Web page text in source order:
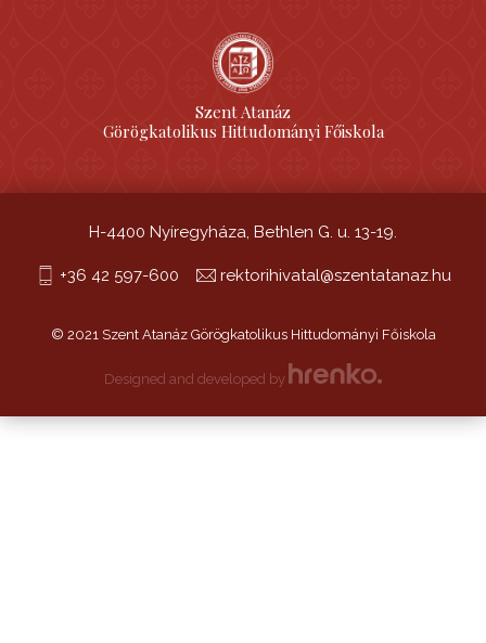
Szent Atanáz
Görögkatolikus Hittudományi Főiskola
H-4400 Nyíregyháza, Bethlen G. u. 13-19.
+36 42 597-600 rektorihivatal@szentatanaz.hu
© 2021 Szent Atanáz Görögkatolikus Hittudományi Főiskola
Designed and developed by